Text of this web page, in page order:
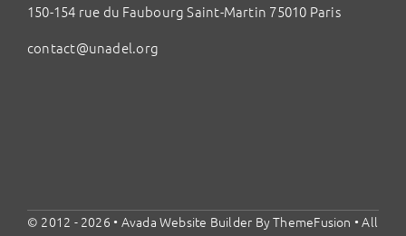
150-154 rue du Faubourg Saint-Martin 75010 Paris
contact@unadel.org
© 2012 - 2026 • Avada Website Builder ByThemeFusion • All